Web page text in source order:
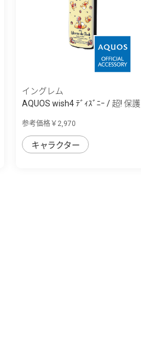
イングレム
AQUOS wish4 ﾃﾞｨｽﾞﾆｰ / 超! 保護
参考価格￥2,970
キャラクター